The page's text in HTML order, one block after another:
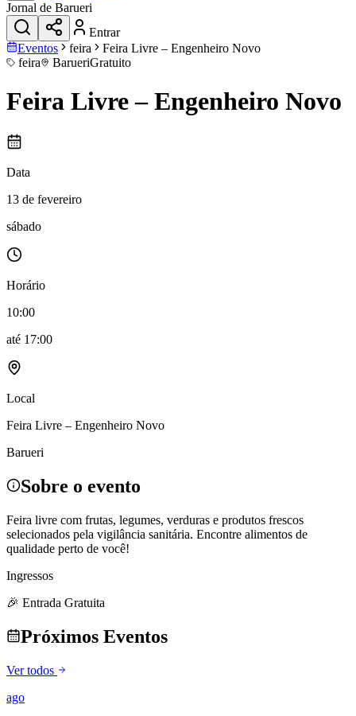
Jornal de Barueri
Entrar
Eventos
feira
Feira Livre – Engenheiro Novo
feira
BarueriGratuito
Feira Livre – Engenheiro Novo
Data
13 de fevereiro
sábado
Horário
10:00
até 17:00
Local
Feira Livre – Engenheiro Novo
Barueri
Sobre o evento
Feira livre com frutas, legumes, verduras e produtos frescos
selecionados pela vigilância sanitária. Encontre alimentos de
qualidade perto de você!
Ingressos
🎉 Entrada Gratuita
Próximos Eventos
Ver todos
ago